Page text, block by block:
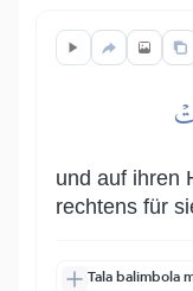
und auf ihren
rechtens für
Tala balimbola